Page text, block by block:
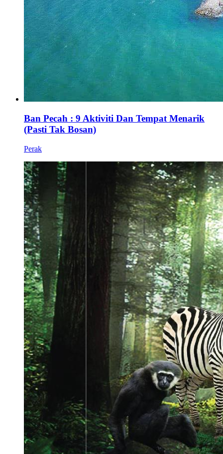
Ban Pecah : 9 Aktiviti Dan Tempat Menarik
(Pasti Tak Bosan)
Perak